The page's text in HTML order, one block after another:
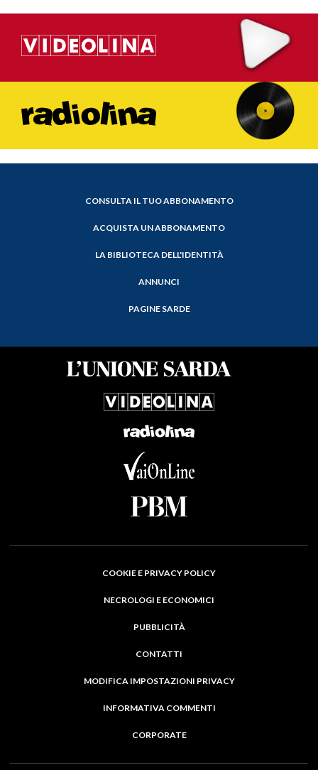
CONSULTA IL TUO ABBONAMENTO
ACQUISTA UN ABBONAMENTO
LA BIBLIOTECA DELL'IDENTITÀ
ANNUNCI
PAGINE SARDE
COOKIE E PRIVACY POLICY
NECROLOGI E ECONOMICI
PUBBLICITÀ
CONTATTI
MODIFICA IMPOSTAZIONI PRIVACY
INFORMATIVA COMMENTI
CORPORATE